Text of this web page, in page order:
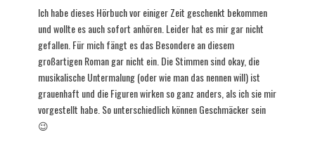
Ich habe dieses Hörbuch vor einiger Zeit geschenkt bekommen
und wollte es auch sofort anhören. Leider hat es mir gar nicht
gefallen. Für mich fängt es das Besondere an diesem
großartigen Roman gar nicht ein. Die Stimmen sind okay, die
musikalische Untermalung (oder wie man das nennen will) ist
grauenhaft und die Figuren wirken so ganz anders, als ich sie mir
vorgestellt habe. So unterschiedlich können Geschmäcker sein
😉